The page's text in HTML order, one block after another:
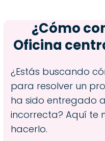
¿Cómo
Oficina
¿Estás buscando
para resolver un
ha sido entregado
incorrecta? Aquí te
hacerlo.